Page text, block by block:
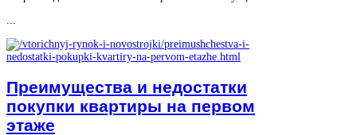
...
Преимущества и недостатки
покупки квартиры на первом
этаже